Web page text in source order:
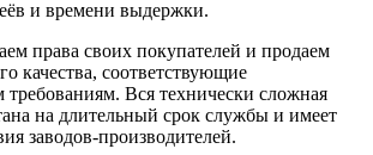
и времени выдержки.
права своих покупателей и продаем
качества, соответствующие
Вся технически сложная
на длительный срок службы и имеет
заводов-производителей.